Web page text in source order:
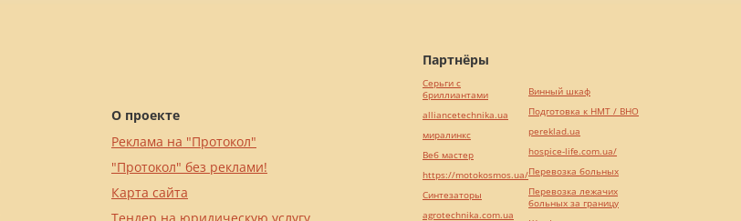
О проекте
Реклама на "Протокол"
"Протокол" без реклами!
Карта сайта
Партнёры
Серьги с
бриллиантами
alliancetechnika.ua
миралинкс
Веб мастер
https://motokosmos.ua/
Синтезаторы
agrotechnika.com.ua
Винный шкаф
Подготовка к НМТ / ВНО
pereklad.ua
hospice-life.com.ua/
Перевозка больных
Перевозка лежачих
больных за границу